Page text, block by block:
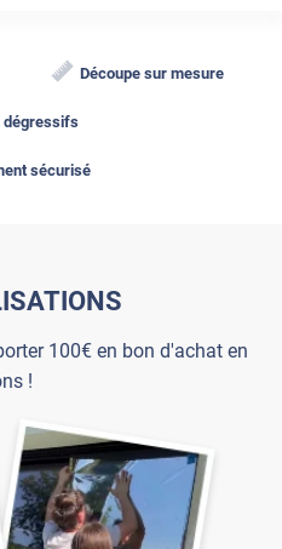
Découpe sur mesure
dégressifs
sécurisé
100€ en bon d'achat en
!